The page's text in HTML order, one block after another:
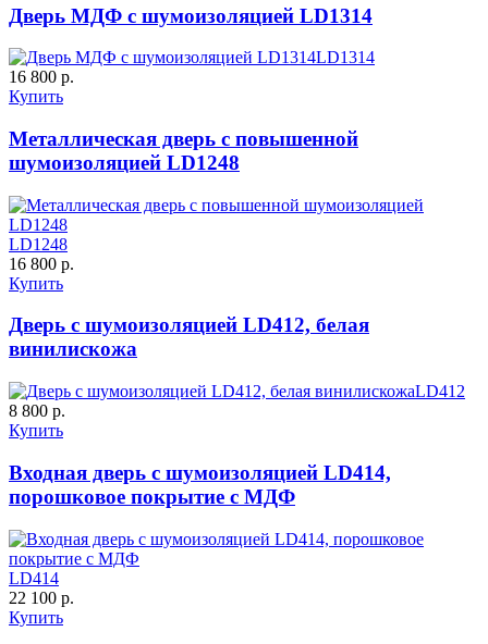
Д-37 Н Д-43 30
C59 C60
Дверь МДФ с шумоизоляцией LD1314
LD1314
16 800 р.
Купить
Металлическая дверь с повышенной
шумоизоляцией LD1248
LD1248
16 800 р.
Купить
Дверь с шумоизоляцией LD412, белая
винилискожа
LD412
8 800 р.
Купить
Входная дверь с шумоизоляцией LD414,
порошковое покрытие с МДФ
LD414
22 100 р.
Купить